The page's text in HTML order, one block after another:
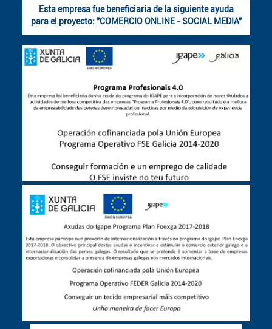
Esta empresa fue beneficiaria de la siguiente ayuda
para el proyecto: "COMERCIO ONLINE - SOCIAL MEDIA"